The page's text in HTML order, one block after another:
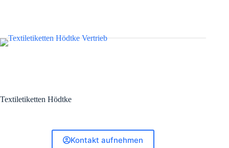
Textiletiketten Hödtke
Kontakt aufnehmen